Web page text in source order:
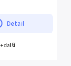
Detail
+ další